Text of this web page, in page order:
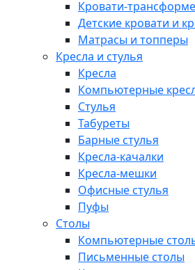
Кровати-
Детские кровати и
Матрасы и топперы
Кресла и стулья
Кресла
Компьютерные
Стулья
Табуреты
Барные стулья
Кресла-качалки
Кресла-мешки
Офисные стулья
Пуфы
Столы
Компьютерные
Письменные столы